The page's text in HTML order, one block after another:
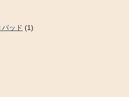
ッド (1)